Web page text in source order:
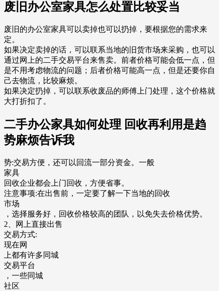
废旧办公室家具怎么处置比较妥当
废旧的办公室家具可以卖掉也可以扔掉，要根据您的需求来
定。
如果决定卖掉的话，可以联系当地的旧货市场来采购，也可以
通过网上的二手交易平台来售卖。前者价格可能会低一点，但
是不用考虑物流的问题；后者价格可能高一点，但是还要你自
己去物流，比较麻烦。
如果决定扔掉，可以联系收废品的师傅上门处理，这个价格就
大打折扣了。
二手办公家具如何处理 回收再利用是趋
势麻烦告诉我
势:交易方便，还可以回流一部分资金。一般
家具
回收企业都会上门回收，方便省事。
注意事项:在出售前，一定要了解一下当地的回收
市场
，选择服务好，回收价格较高的团队，以免失去价格优势。
2、网上直接出售
交易方式:
现在网
上都有许多同城
交易平台
，一些同城
社区